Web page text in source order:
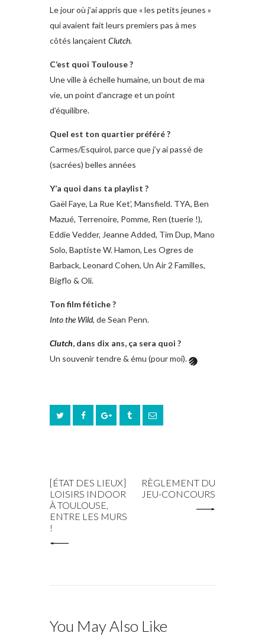
Le jour où j’ai appris que « les petits jeunes »
qui avaient fait leurs premiers pas à mes
côtés lançaient Clutch.
C’est quoi Toulouse ?
Une ville à échelle humaine, un bout de ma
vie, un point d’ancrage et un point
d’équilibre.
Quel est ton quartier préféré ?
Carmes/Esquirol, parce que j’y ai passé de
(sacrées) belles années
Y’a quoi dans ta playlist ?
Gaël Faye, La Rue Ket’, Mansfield. TYA, Ben
Mazué, Terrenoire, Pomme, Ren (tuerie !),
Eddie Vedder, Jeanne Added, Tim Dup, Mano
Solo, Baptiste W. Hamon, Les Ogres de
Barback, Leonard Cohen, Un Air 2 Familles,
Bigflo & Oli.
Ton film fétiche ?
Into the Wild, de Sean Penn.
Clutch, dans dix ans, ça sera quoi ?
Un souvenir tendre & ému (pour moi).
[ÉTAT DES LIEUX]
LOISIRS INDOOR
À TOULOUSE,
ENTRE LES MURS
!
RÈGLEMENT DU
JEU-CONCOURS
You May Also Like